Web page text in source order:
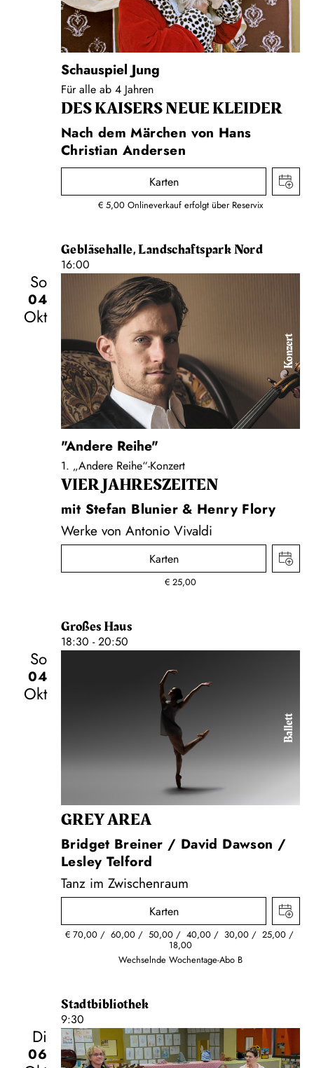
Schauspiel Jung
Für alle ab 4 Jahren
DES KAISERS NEUE KLEIDER
Nach dem Märchen von Hans
Christian Andersen
Karten
€ 5,00 Onlineverkauf erfolgt über Reservix
Gebläsehalle, Landschaftspark Nord
16:00
So
04
Okt
Konzert
"Andere Reihe"
1. „Andere Reihe“-Konzert
VIER JAHRESZEITEN
mit Stefan Blunier & Henry Flory
Werke von Antonio Vivaldi
Karten
€ 25,00
Großes Haus
18:30 - 20:50
So
04
Okt
Ballett
GREY AREA
Bridget Breiner / David Dawson /
Lesley Telford
Tanz im Zwischenraum
Karten
€ 70,00 60,00 50,00 40,00 30,00 25,00
18,00
Wechselnde Wochentage-Abo B
Stadtbibliothek
9:30
Di
06